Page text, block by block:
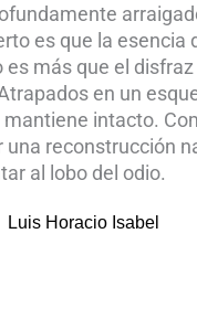
es que la
más que el
en un
intacto.
reconstrucción
al lobo del odio.
Luis Horacio Isabel